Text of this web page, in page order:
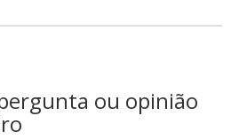
ou opinião